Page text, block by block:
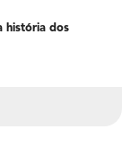
história dos